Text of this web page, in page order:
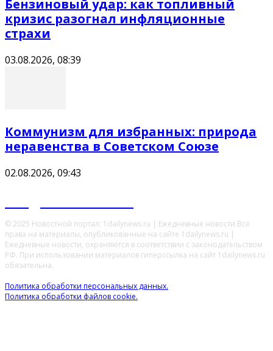
Бензиновый удар: как топливный
кризис разогнал инфляционные
страхи
03.08.2026, 08:39
Коммунизм для избранных: природа
неравенства в Советском Союзе
02.08.2026, 09:43
© 2025 Новостной портал: 1dailynews.ru | Ежедневные новости Все
права на материалы, опубликованные на сайте 1dailynews.ru |
Ежедневные новости, охраняются в соответствии с законодательством
РФ. При использовании материалов гиперссылка на сайт 1dailynews.ru
обязательна.
Политика обработки персональных данных.
Политика обработки файлов cookie.